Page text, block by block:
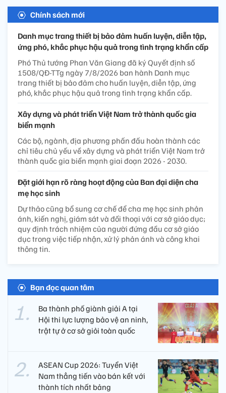
Chính sách mới
Danh mục trang thiết bị bảo đảm huấn luyện, diễn tập,
ứng phó, khắc phục hậu quả trong tình trạng khẩn cấp
Phó Thủ tướng Phan Văn Giang đã ký Quyết định số
1508/QĐ-TTg ngày 7/8/2026 ban hành Danh mục
trang thiết bị bảo đảm cho huấn luyện, diễn tập, ứng
phó, khắc phục hậu quả trong tình trạng khẩn cấp.
Xây dựng và phát triển Việt Nam trở thành quốc gia
biển mạnh
Các bộ, ngành, địa phương phấn đấu hoàn thành các
chỉ tiêu chủ yếu về xây dựng và phát triển Việt Nam trở
thành quốc gia biển mạnh giai đoạn 2026 - 2030.
Đặt giới hạn rõ ràng hoạt động của Ban đại diện cha
mẹ học sinh
Dự thảo cũng bổ sung cơ chế để cha mẹ học sinh phản
ánh, kiến nghị, giám sát và đối thoại với cơ sở giáo dục;
quy định trách nhiệm của người đứng đầu cơ sở giáo
dục trong việc tiếp nhận, xử lý phản ánh và công khai
thông tin.
Bạn đọc quan tâm
Ba thành phố giành giải A tại
Hội thi lực lượng bảo vệ an ninh,
trật tự ở cơ sở giỏi toàn quốc
ASEAN Cup 2026: Tuyển Việt
Nam thẳng tiến vào bán kết với
thành tích nhất bảng